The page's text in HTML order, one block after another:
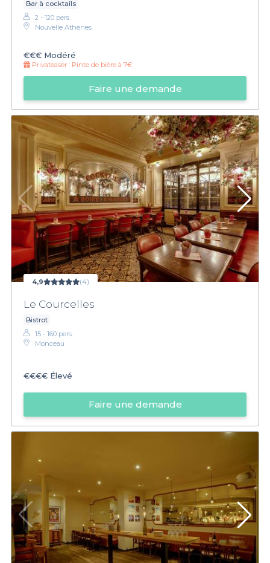
Bar à cocktails
2 - 120 pers.
Nouvelle Athènes
€€€ Modéré
Privateaser : Pinte de bière à 7€
Faire une demande
4,9 (4)
Le Courcelles
Bistrot
15 - 160 pers.
Monceau
€€€€ Élevé
Faire une demande